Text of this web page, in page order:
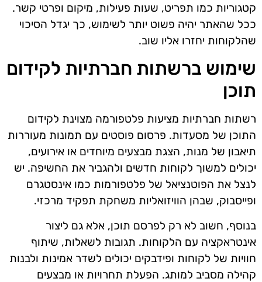
קטגוריות כמו תפריט, שעות פעילות, מיקום ופרטי קשר.
ככל שהאתר יהיה פשוט יותר לשימוש, כך יגדל הסיכוי
שהלקוחות יחזרו אליו שוב.
שימוש ברשתות חברתיות לקידום
תוכן
רשתות חברתיות מציעות פלטפורמה מצוינת לקידום
התוכן של מסעדות. פרסום פוסטים עם תמונות מעוררות
תיאבון של מנות, הצגת מבצעים מיוחדים או אירועים,
יכולים למשוך לקוחות חדשים ולהגביר את החשיפה. יש
לנצל את הפוטנציאל של פלטפורמות כמו אינסטגרם
ופייסבוק, שבהן הוויזואליות משחקת תפקיד מרכזי.
בנוסף, חשוב לא רק לפרסם תוכן, אלא גם ליצור
אינטראקציה עם הלקוחות. תגובות לשאלות, שיתוף
חוויות של לקוחות ופידבקים יכולים לשדר אמינות ולבנות
קהילה מסביב למותג. הפעלת תחרויות או מבצעים